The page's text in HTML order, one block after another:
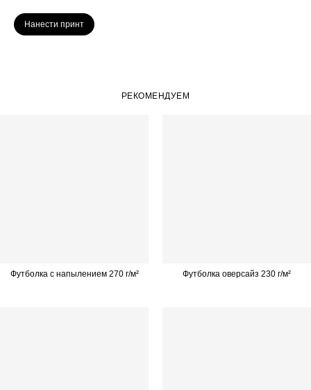
Нанести принт
РЕКОМЕНДУЕМ
Футболка с напылением 270 г/м² Футболка оверсайз 230 г/м²